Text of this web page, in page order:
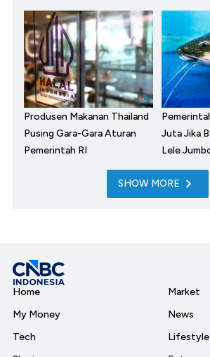
Produsen Makanan Thailand
Pusing Gara-Gara Aturan
Pemerintah RI
Juta Jika
Lele
SHOW MORE
Home
My Money
Tech
Market
News
Lifestyle